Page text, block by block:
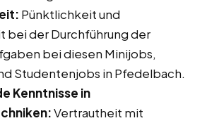
Pünktlichkeit und
bei der Durchführung der
bei diesen Minijobs,
Studentenjobs in Pfedelbach.
Kenntnisse in
Vertrautheit mit